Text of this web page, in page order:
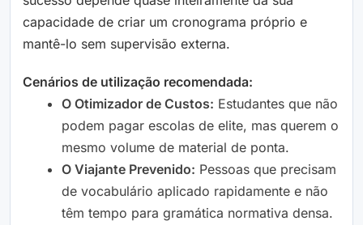
capacidade de criar um cronograma próprio e
mantê-lo sem supervisão externa.
Cenários de utilização recomendada:
O Otimizador de Custos: Estudantes que não
podem pagar escolas de elite, mas querem o
mesmo volume de material de ponta.
O Viajante Prevenido: Pessoas que precisam
de vocabulário aplicado rapidamente e não
têm tempo para gramática normativa densa.